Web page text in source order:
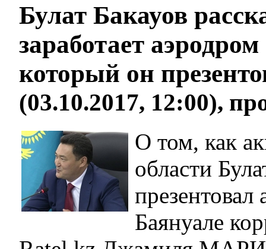
Булат Бакауов
заработает
который он
(03.10.2017, 12:00),
О том, как
области
презентовал
Баянуале